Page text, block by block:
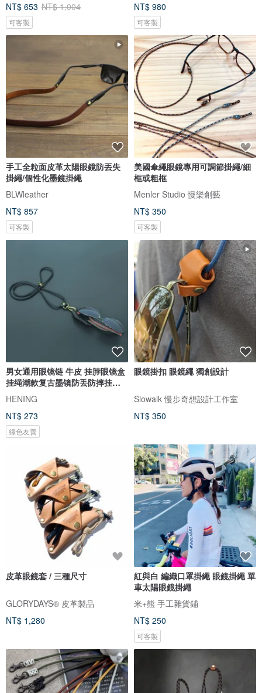
NT$ 653 NT$ 1,004
可客製
NT$ 980
可客製
手工全粒面皮革太陽眼鏡防丟失
掛繩/個性化墨鏡掛繩
BLWleather
NT$ 857
可客製
美國傘繩眼鏡專用可調節掛繩/細
框或粗框
Menler Studio 慢樂創藝
NT$ 350
可客製
男女通用眼镜链 牛皮 挂脖眼镜盒
挂绳潮款复古墨镜防丢防摔挂绳
链
HENING
NT$ 273
綠色友善
眼鏡掛扣 眼鏡繩 獨創設計
Slowalk 慢步奇想設計工作室
NT$ 350
皮革眼鏡套 / 三種尺寸
GLORYDAYS® 皮革製品
NT$ 1,280
紅與白 編織口罩掛繩 眼鏡掛繩 單
車太陽眼鏡掛繩
米+熊 手工雜貨鋪
NT$ 250
可客製